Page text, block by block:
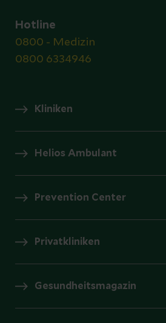
Hotline
0800 - Medizin
0800 6334946
Kliniken
Helios Ambulant
Prevention Center
Privatkliniken
Gesundheitsmagazin